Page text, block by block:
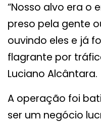
“Nosso alvo era o
preso pela gente
ouvindo eles e já
flagrante por
Luciano Alcântara.
A operação foi
ser um negócio